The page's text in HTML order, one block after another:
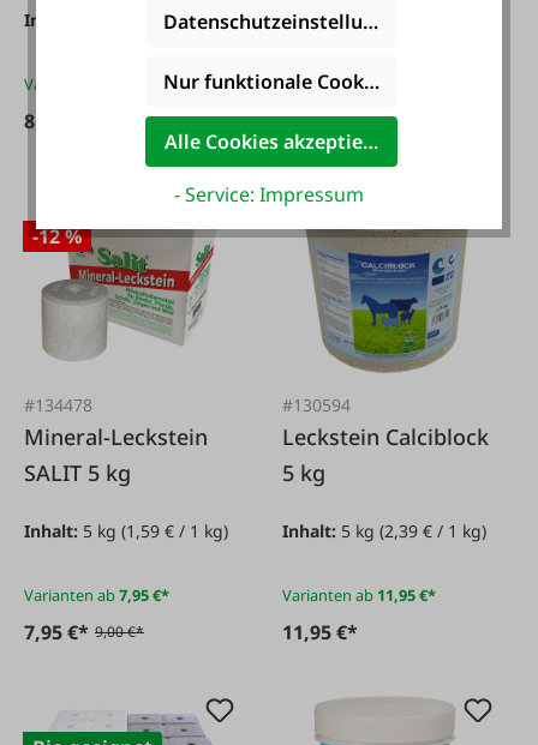
Inhalt: (2,83 € / 1 kg)
Varianten ab 8,50 €*
8,50 €*
Inhalt:20 kg
Varianten ab14,95 €*
43,95 €*
-12 %
#134478
Mineral-Leckstein
SALIT 5 kg
Inhalt: 5 kg (1,59 € / 1 kg)
Varianten ab7,95 €*
7,95 €* 9,00 €*
#130594
Leckstein Calciblock
5 kg
Inhalt: 5 kg(2,39 € / 1 kg)
Varianten ab 11,95 €*
11,95 €*
Datenschutzeinstellungen
Nur funktionale Cookies akzeptieren
Alle Cookies akzeptieren
- Service: Impressum